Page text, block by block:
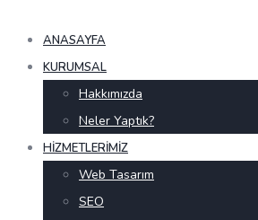
ANASAYFA
KURUMSAL
Hakkımızda
Neler Yaptık?
HIZMETLERIMIZ
Web Tasarım
SEO